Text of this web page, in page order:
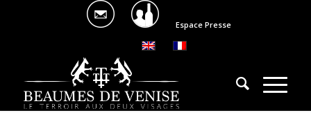
Espace Presse